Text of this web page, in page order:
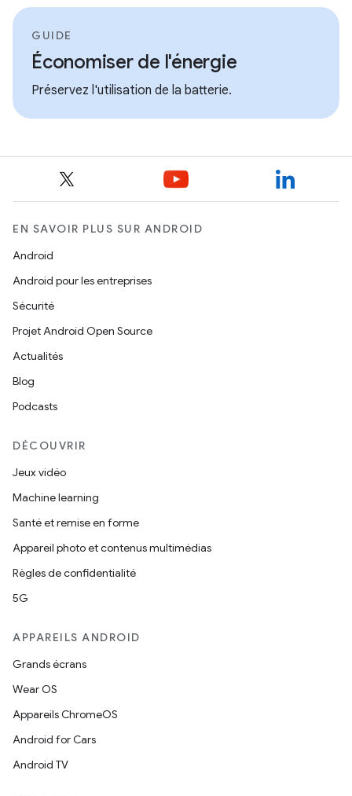
GUIDE
Économiser de l'énergie
Préservez l'utilisation de la batterie.
EN SAVOIR PLUS SUR ANDROID
Android
Android pour les entreprises
Sécurité
Projet Android Open Source
Actualités
Blog
Podcasts
DÉCOUVRIR
Jeux vidéo
Machine learning
Santé et remise en forme
Appareil photo et contenus multimédias
Règles de confidentialité
5G
APPAREILS ANDROID
Grands écrans
Wear OS
Appareils ChromeOS
Android for Cars
Android TV